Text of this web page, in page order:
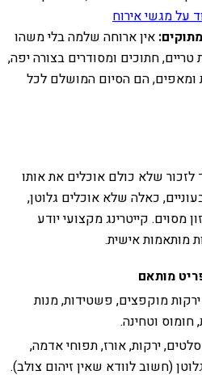
על מגשי אירוח
אין ארוחה שלמה בלי משהו
חתוכים ומסודרים בצורה יפה,
ומאפים, הם הסיום המושלם לכל
שלא כולם אוכלים את אותו
כאלה שלא אוכלים גלוטן,
מסוים. קייטרינג מקצועי יודע
מותאמות אישית.
מותאם
מוקפצים, פשטידות, מנות
חומוס וטחינה.
ירקות, אורז, תפוחי אדמה,
(חשוב לוודא שאין זיהום צולב).